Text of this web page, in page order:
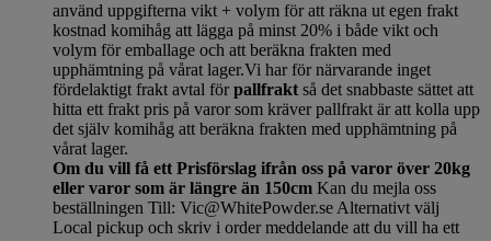
använd uppgifterna vikt + volym för att räkna ut egen frakt
kostnad komihåg att lägga på minst 20% i både vikt och
volym för emballage och att beräkna frakten med
upphämtning på vårat lager.Vi har för närvarande inget
fördelaktigt frakt avtal förpallfrakt så det snabbaste sättet att
hitta ett frakt pris på varor som kräver pallfrakt är att kolla upp
det själv komihåg att beräkna frakten med upphämtning på
vårat lager.
Om du vill få ett Prisförslag ifrån oss på varor över 20kg
eller varor som är längre än 150cm Kan du mejla oss
beställningen Till: Vic@WhitePowder.se Alternativt välj
Local pickup och skriv i order meddelande att du vill ha ett